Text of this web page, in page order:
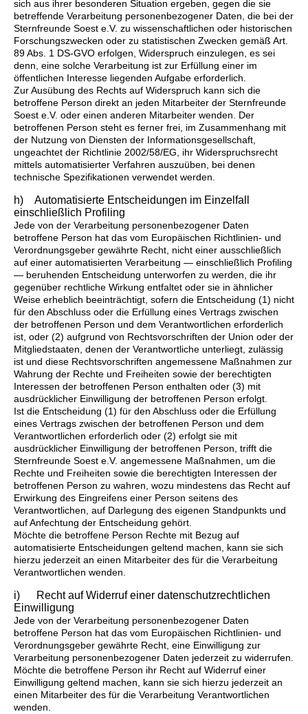
sich aus ihrer besonderen Situation ergeben, gegen die sie
betreffende Verarbeitung personenbezogener Daten, die bei der
Sternfreunde Soest e.V. zu wissenschaftlichen oder historischen
Forschungszwecken oder zu statistischen Zwecken gemäß Art.
89 Abs. 1 DS-GVO erfolgen, Widerspruch einzulegen, es sei
denn, eine solche Verarbeitung ist zur Erfüllung einer im
öffentlichen Interesse liegenden Aufgabe erforderlich.
Zur Ausübung des Rechts auf Widerspruch kann sich die
betroffene Person direkt an jeden Mitarbeiter der Sternfreunde
Soest e.V. oder einen anderen Mitarbeiter wenden. Der
betroffenen Person steht es ferner frei, im Zusammenhang mit
der Nutzung von Diensten der Informationsgesellschaft,
ungeachtet der Richtlinie 2002/58/EG, ihr Widerspruchsrecht
mittels automatisierter Verfahren auszuüben, bei denen
technische Spezifikationen verwendet werden.
h) Automatisierte Entscheidungen im Einzelfall
einschließlich Profiling
Jede von der Verarbeitung personenbezogener Daten
betroffene Person hat das vom Europäischen Richtlinien- und
Verordnungsgeber gewährte Recht, nicht einer ausschließlich
auf einer automatisierten Verarbeitung — einschließlich Profiling
— beruhenden Entscheidung unterworfen zu werden, die ihr
gegenüber rechtliche Wirkung entfaltet oder sie in ähnlicher
Weise erheblich beeinträchtigt, sofern die Entscheidung (1) nicht
für den Abschluss oder die Erfüllung eines Vertrags zwischen
der betroffenen Person und dem Verantwortlichen erforderlich
ist, oder (2) aufgrund von Rechtsvorschriften der Union oder der
Mitgliedstaaten, denen der Verantwortliche unterliegt, zulässig
ist und diese Rechtsvorschriften angemessene Maßnahmen zur
Wahrung der Rechte und Freiheiten sowie der berechtigten
Interessen der betroffenen Person enthalten oder (3) mit
ausdrücklicher Einwilligung der betroffenen Person erfolgt.
Ist die Entscheidung (1) für den Abschluss oder die Erfüllung
eines Vertrags zwischen der betroffenen Person und dem
Verantwortlichen erforderlich oder (2) erfolgt sie mit
ausdrücklicher Einwilligung der betroffenen Person, trifft die
Sternfreunde Soest e.V. angemessene Maßnahmen, um die
Rechte und Freiheiten sowie die berechtigten Interessen der
betroffenen Person zu wahren, wozu mindestens das Recht auf
Erwirkung des Eingreifens einer Person seitens des
Verantwortlichen, auf Darlegung des eigenen Standpunkts und
auf Anfechtung der Entscheidung gehört.
Möchte die betroffene Person Rechte mit Bezug auf
automatisierte Entscheidungen geltend machen, kann sie sich
hierzu jederzeit an einen Mitarbeiter des für die Verarbeitung
Verantwortlichen wenden.
i) Recht auf Widerruf einer datenschutzrechtlichen
Einwilligung
Jede von der Verarbeitung personenbezogener Daten
betroffene Person hat das vom Europäischen Richtlinien- und
Verordnungsgeber gewährte Recht, eine Einwilligung zur
Verarbeitung personenbezogener Daten jederzeit zu widerrufen.
Möchte die betroffene Person ihr Recht auf Widerruf einer
Einwilligung geltend machen, kann sie sich hierzu jederzeit an
einen Mitarbeiter des für die Verarbeitung Verantwortlichen
wenden.